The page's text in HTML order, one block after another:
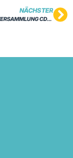
NÄCHSTER
MITGLIEDERVERSAMMLUNG CDU MÜNSINGEN